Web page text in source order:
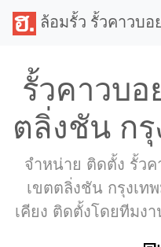
ล้อมรั้ว รั้วคาวบ
รั้วคาวบอ
ตลิ่งชัน ก
จำหน่าย ติดตั้ง รั้ว
เขตตลิ่งชัน กรุงเท
เคียง ติดตั้งโดยทีมง